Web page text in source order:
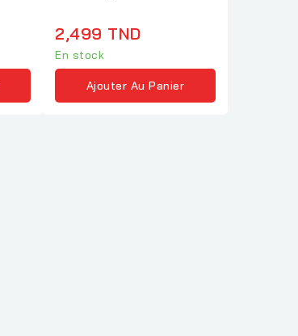
2,499 TND
En stock
Ajouter Au Panier